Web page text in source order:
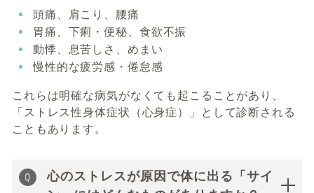
頭痛、肩こり、腰痛
胃痛、下痢・便秘、食欲不振
動悸、息苦しさ、めまい
慢性的な疲労感・倦怠感
これらは明確な病気がなくても起こることがあり、
「ストレス性身体症状（心身症）」として診断される
こともあります。
心のストレスが原因で体に出る「サイ